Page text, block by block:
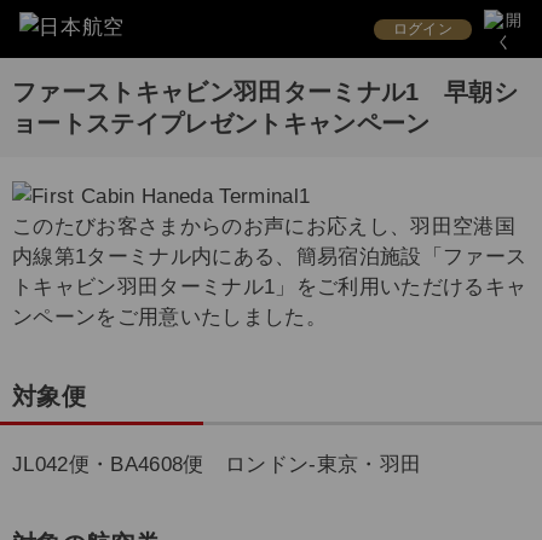
ログイン
ファーストキャビン羽田ターミナル1 早朝シ
ョートステイプレゼントキャンペーン
このたびお客さまからのお声にお応えし、羽田空港国
内線第1ターミナル内にある、簡易宿泊施設「ファース
トキャビン羽田ターミナル1」をご利用いただけるキャ
ンペーンをご用意いたしました。
対象便
JL042便・BA4608便 ロンドン-東京・羽田